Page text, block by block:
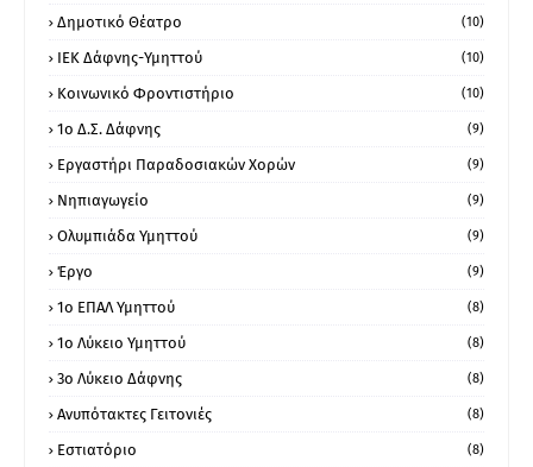
Δημοτικό Θέατρο (10)
ΙΕΚ Δάφνης-Υμηττού (10)
Κοινωνικό Φροντιστήριο (10)
1ο Δ.Σ. Δάφνης (9)
Εργαστήρι Παραδοσιακών Χορών (9)
Νηπιαγωγείο (9)
Ολυμπιάδα Υμηττού (9)
Έργο (9)
1o ΕΠΑΛ Υμηττού (8)
1ο Λύκειο Υμηττού (8)
3ο Λύκειο Δάφνης (8)
Ανυπότακτες Γειτονιές (8)
Εστιατόριο (8)